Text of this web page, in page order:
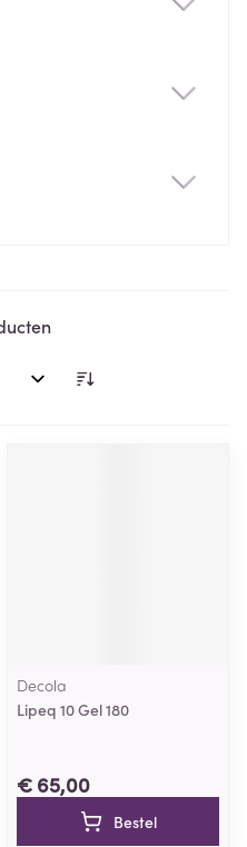
Decola
Lipeq 10 Gel 180
€ 65,00
Bestel